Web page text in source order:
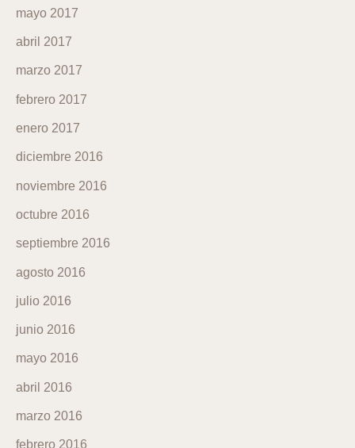
mayo 2017
abril 2017
marzo 2017
febrero 2017
enero 2017
diciembre 2016
noviembre 2016
octubre 2016
septiembre 2016
agosto 2016
julio 2016
junio 2016
mayo 2016
abril 2016
marzo 2016
febrero 2016